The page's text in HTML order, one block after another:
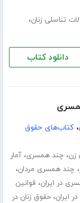
تناسلی زنان،
دانلود کتاب
،کتاب‌های حقوق
زن، چند همسری،آمار
، چند همسری مردان،
در ایران، قوانین
ایران،حقوق زنان در